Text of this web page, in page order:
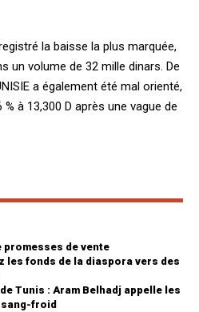
la baisse la plus marquée,
un volume de 32 mille dinars. De
a également été mal orienté,
à 13,300 D après une vague de
promesses de vente
les fonds de la diaspora vers des
Tunis : Aram Belhadj appelle les
froid